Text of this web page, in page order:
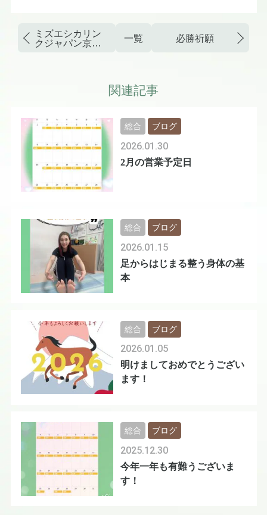
ミズエシカリン
クジャパン京都
一覧 必勝祈願
関連記事
2月の営業予定日
2026.01.30
総合 ブログ
足からはじまる整う身体の基
本
2026.01.15
総合 ブログ
明けましておめでとうござい
ます！
2026.01.05
総合 ブログ
今年一年も有難うございま
す！
2025.12.30
総合 ブログ